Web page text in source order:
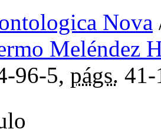
Nova
Meléndez
96-5, págs. 41-